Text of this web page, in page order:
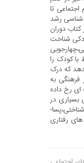
تا
شناسی رشد
دوران
شناخت
کودک را
که درک
به
ای رخ داده
بسیاری در
رفتاری